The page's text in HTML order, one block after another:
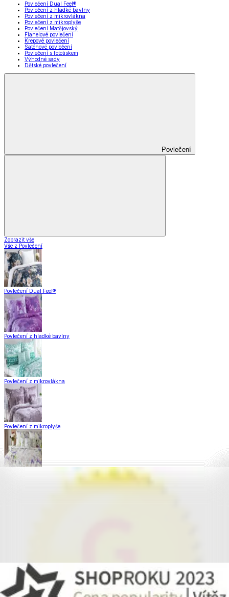
Povlečení Dual Feel®
Povlečení z hladké bavlny
Povlečení z mikrovlákna
Povlečení z mikroplyše
Povlečení Matějovský
Flanelové povlečení
Krepové povlečení
Saténové povlečení
Povlečení s fototiskem
Výhodné sady
Dětské povlečení
Povlečení
Zobrazit vše
Vše z Povlečení
Povlečení Dual Feel®
Povlečení z hladké bavlny
Povlečení z mikrovlákna
Povlečení z mikroplyše
Krepové povlečení